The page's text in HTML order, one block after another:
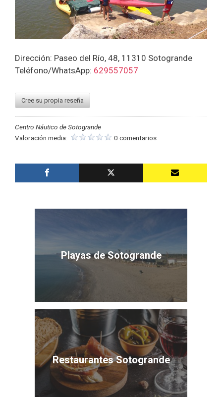
Dirección: Paseo del Río, 48, 11310 Sotogrande
Teléfono/WhatsApp: 629557057
Cree su propia reseña
Centro Náutico de Sotogrande
Valoración media:
0 comentarios
Playas de Sotogrande
Restaurantes Sotogrande